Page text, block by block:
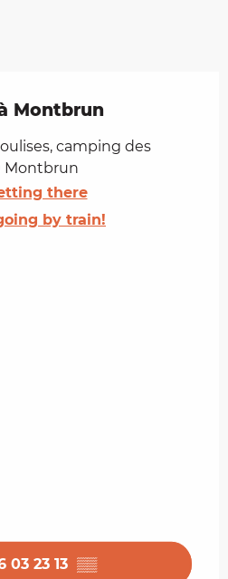
Montbrun
camping des
Montbrun
there
by train!
03 23 13 ▒▒